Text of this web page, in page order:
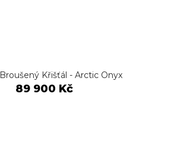
Křišťál - Arctic Onyx
89 900 Kč